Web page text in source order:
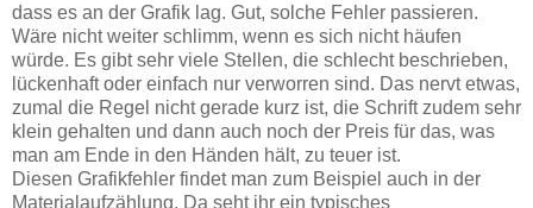
dass es an der Grafik lag. Gut, solche Fehler passieren.
Wäre nicht weiter schlimm, wenn es sich nicht häufen
würde. Es gibt sehr viele Stellen, die schlecht beschrieben,
lückenhaft oder einfach nur verworren sind. Das nervt etwas,
zumal die Regel nicht gerade kurz ist, die Schrift zudem sehr
klein gehalten und dann auch noch der Preis für das, was
man am Ende in den Händen hält, zu teuer ist.
Diesen Grafikfehler findet man zum Beispiel auch in der
Materialaufzählung. Da seht ihr ein typisches